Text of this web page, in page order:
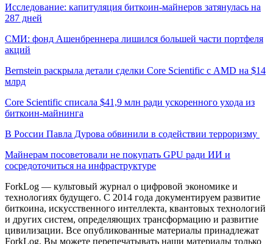
Исследование: капитуляция биткоин-майнеров затянулась на
287 дней
СМИ: фонд Ашенбреннера лишился большей части портфеля
акций
Bernstein раскрыла детали сделки Core Scientific с AMD на $14
млрд
Core Scientific списала $41,9 млн ради ускоренного ухода из
биткоин-майнинга
В России Павла Дурова обвинили в содействии терроризму
Майнерам посоветовали не покупать GPU ради ИИ и
сосредоточиться на инфраструктуре
ForkLog — культовый журнал о цифровой экономике и
технологиях будущего. С 2014 года документируем развитие
биткоина, искусственного интеллекта, квантовых технологий
и других систем, определяющих трансформацию и развитие
цивилизации. Все опубликованные материалы принадлежат
ForkLog. Вы можете перепечатывать наши материалы только